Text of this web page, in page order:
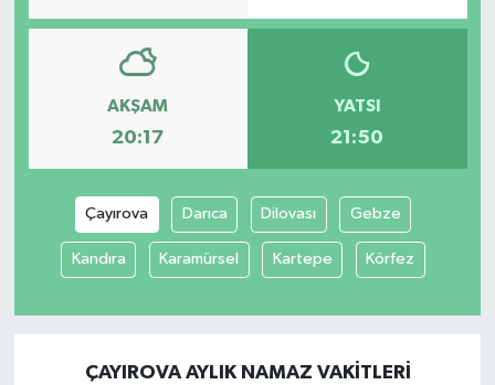
AKŞAM
20:17
YATSI
21:50
Çayırova Darıca Dilovası Gebze
Kandıra Karamürsel Kartepe Körfez
ÇAYIROVA AYLIK NAMAZ VAKITLERI